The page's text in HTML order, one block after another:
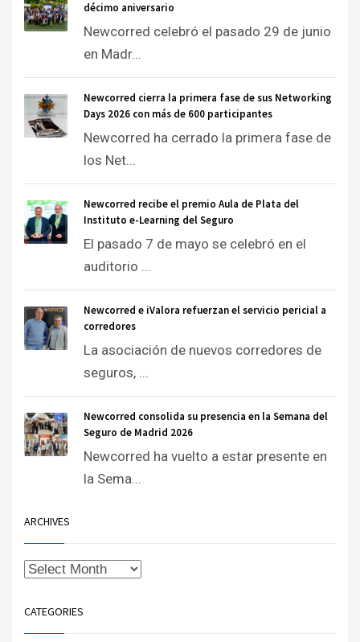
décimo aniversario
Newcorred celebró el pasado 29 de junio
en Madr...
Newcorred cierra la primera fase de sus Networking
Days 2026 con más de 600 participantes
Newcorred ha cerrado la primera fase de
los Net...
Newcorred recibe el premio Aula de Plata del
Instituto e-Learning del Seguro
El pasado 7 de mayo se celebró en el
auditorio ...
Newcorred e iValora refuerzan el servicio pericial a
corredores
La asociación de nuevos corredores de
seguros, ...
Newcorred consolida su presencia en la Semana del
Seguro de Madrid 2026
Newcorred ha vuelto a estar presente en
la Sema...
ARCHIVES
CATEGORIES